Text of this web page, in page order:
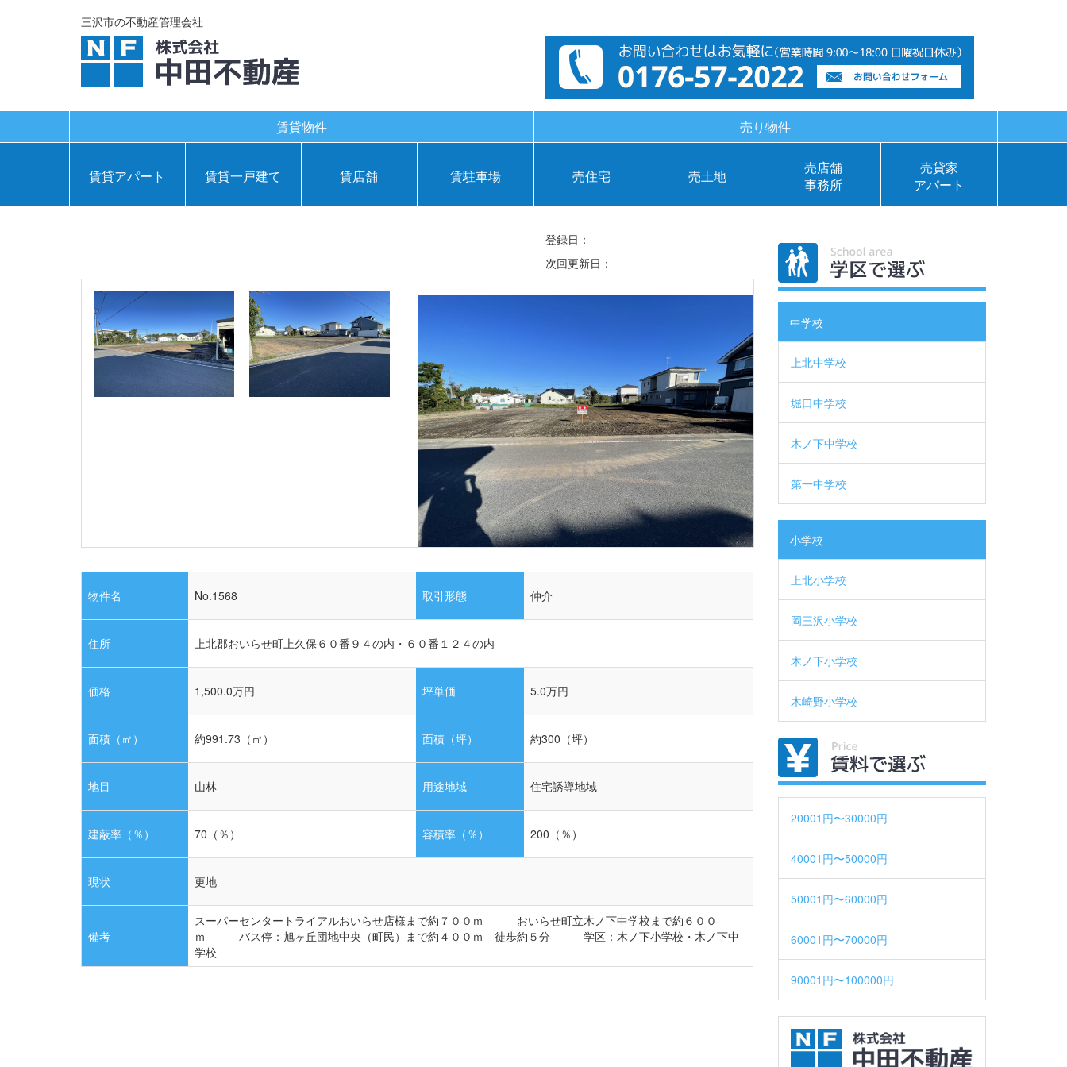
三沢市の不動産管理会社
賃貸物件 売り物件
賃貸アパート 賃貸一戸建て 賃店舗 賃駐車場 売住宅 売土地
売店舗
事務所
売貸家
アパート
登録日：
次回更新日：
物件名 No.1568 取引形態 仲介
住所 上北郡おいらせ町上久保６０番９４の内・６０番１２４の内
価格 1,500.0万円 坪単価 5.0万円
面積（㎡） 約991.73（㎡） 面積（坪） 約300（坪）
地目 山林 用途地域 住宅誘導地域
建蔽率（％） 70（％） 容積率（％） 200（％）
現状 更地
備考
スーパーセンタートライアルおいらせ店様まで約７００ｍ おいらせ町立木ノ下中学校まで約６００
ｍ バス停：旭ヶ丘団地中央（町民）まで約４００ｍ 徒歩約５分 学区：木ノ下小学校・木ノ下中
学校
中学校
上北中学校
堀口中学校
木ノ下中学校
第一中学校
小学校
上北小学校
岡三沢小学校
木ノ下小学校
木崎野小学校
20001円〜30000円
40001円〜50000円
50001円〜60000円
60001円〜70000円
90001円〜100000円